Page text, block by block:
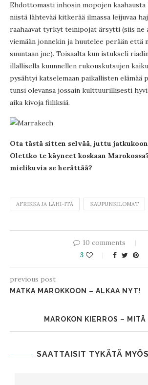
Ehdottomasti inhosin mopojen kaahausta
niistä lähtevää kitkerää ilmassa leijuvaa
raahaavat tyrkyt teinipojat ärsytti (siis ne
viemään jonnekin ja huutelee perään että
suuntaan jne). Toisaalta kun istukseli
illallisella kuunnellen rukouskutsujen
pysähtyi katselemaan paikallisten elämää
tunsi olevansa jossain kulttuurillisesti
aika kivoja fiiliksiä.
Ota tästä sitten selvää, juttu
Olettko te käyneet koskaan
mielikuvia se herättää?
AFRIKKA JA LÄHI-ITÄ KAUPUNKILOMAT
10 comments
3
previous post
MATKA MAROKKOON – ALKAA NYT!
MAROKON KIERROS –
SAATTAISIT TYKÄTÄ